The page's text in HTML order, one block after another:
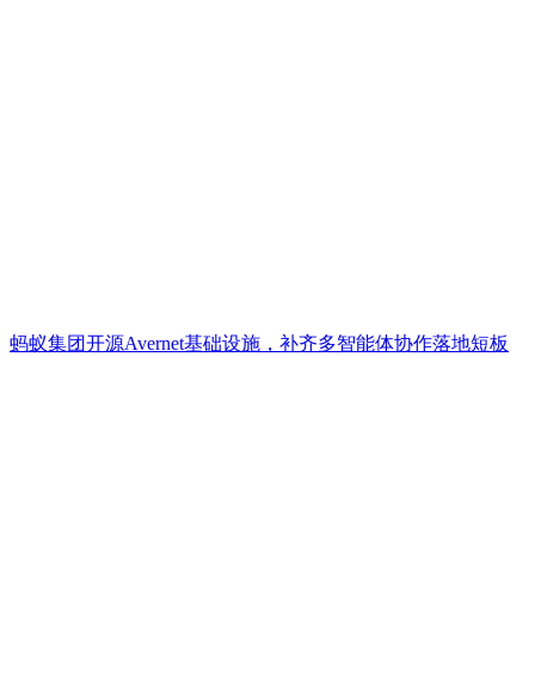
蚂蚁集团开源Avernet基础设施，补齐多智能体协作落地短板